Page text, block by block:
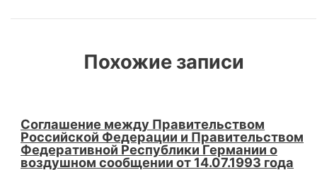
Похожие записи
Соглашение между Правительством
Российской Федерации и Правительством
Федеративной Республики Германии о
воздушном сообщении от 14.07.1993 года